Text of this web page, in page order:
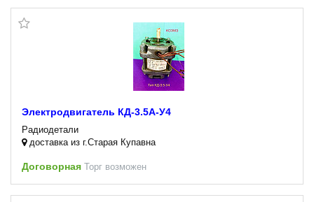
Электродвигатель КД-3.5А-У4
Радиодетали
доставка из г.Старая Купавна
Договорная Торг возможен